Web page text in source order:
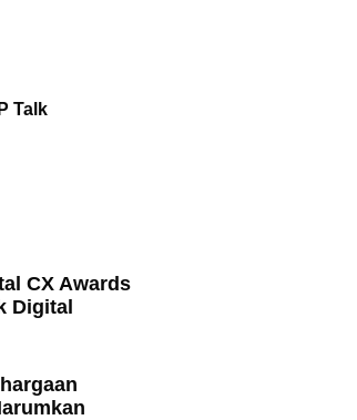
Talk
CX Awards
Digital